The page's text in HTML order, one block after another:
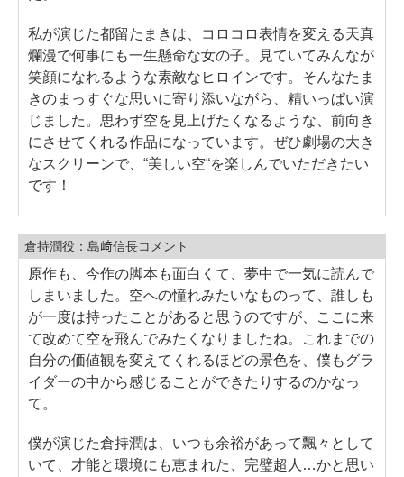
私が演じた都留たまきは、コロコロ表情を変える天真
爛漫で何事にも一生懸命な女の子。見ていてみんなが
笑顔になれるような素敵なヒロインです。そんなたま
きのまっすぐな思いに寄り添いながら、精いっぱい演
じました。思わず空を見上げたくなるような、前向き
にさせてくれる作品になっています。ぜひ劇場の大き
なスクリーンで、“美しい空“を楽しんでいただきたい
です！
倉持潤役：島﨑信長コメント
原作も、今作の脚本も面白くて、夢中で一気に読んで
しまいました。空への憧れみたいなものって、誰しも
が一度は持ったことがあると思うのですが、ここに来
て改めて空を⾶んでみたくなりましたね。これまでの
自分の価値観を変えてくれるほどの景色を、僕もグラ
イダーの中から感じることができたりするのかなっ
て。
僕が演じた倉持潤は、いつも余裕があって飄々として
いて、才能と環境にも恵まれた、完璧超人…かと思い